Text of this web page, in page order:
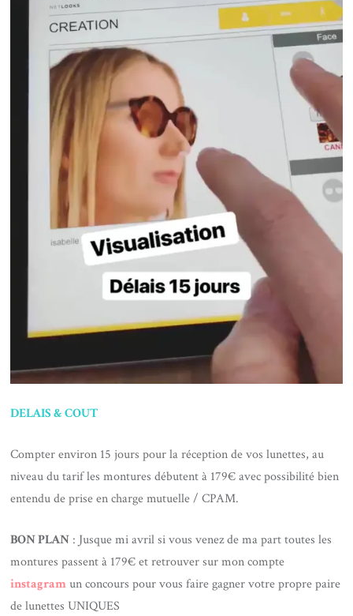
DELAIS & COUT
Compter environ 15 jours pour la réception de vos lunettes, au
niveau du tarif les montures débutent à 179€ avec possibilité bien
entendu de prise en charge mutuelle / CPAM.
BON PLAN : Jusque mi avril si vous venez de ma part toutes les
montures passent à 179€ et retrouver sur mon compte
instagramun concours pour vous faire gagner votre propre paire
de lunettes UNIQUES